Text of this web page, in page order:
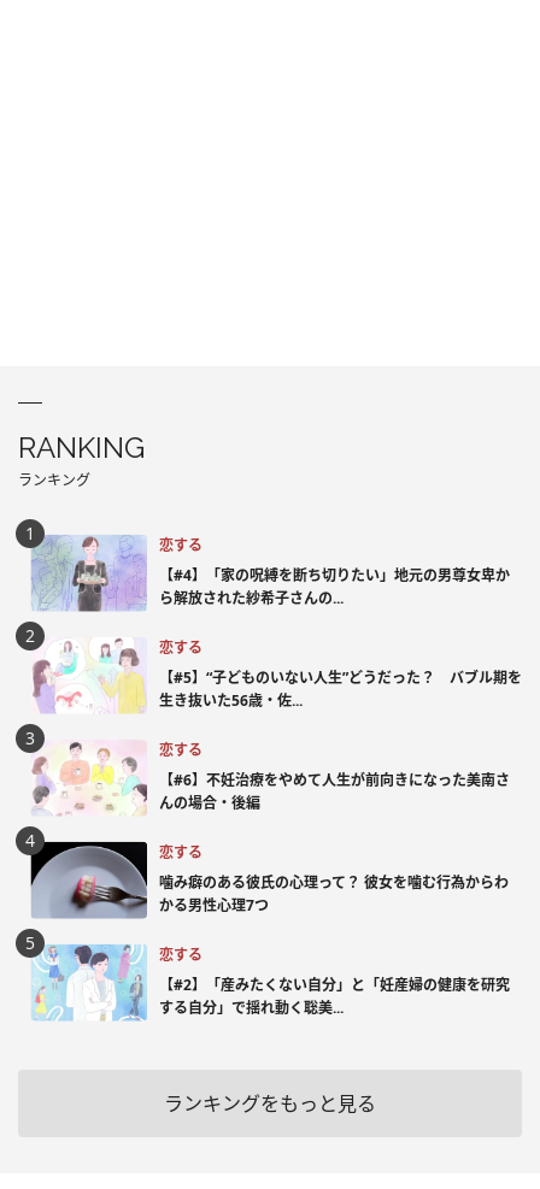
RANKING
ランキング
恋する
【#4】「家の呪縛を断ち切りたい」地元の男尊女卑か
ら解放された紗希子さんの...
恋する
【#5】“子どものいない人生”どうだった？ バブル期を
生き抜いた56歳・佐...
恋する
【#6】不妊治療をやめて人生が前向きになった美南さ
んの場合・後編
恋する
噛み癖のある彼氏の心理って？ 彼女を噛む行為からわ
かる男性心理7つ
恋する
【#2】「産みたくない自分」と「妊産婦の健康を研究
する自分」で揺れ動く聡美...
ランキングをもっと見る